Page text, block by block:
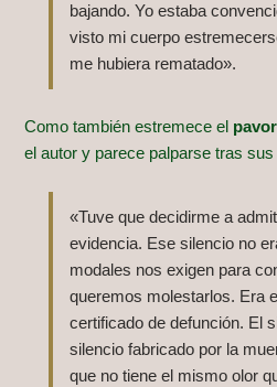
bajando. Yo estaba
visto mi cuerpo
me hubiera rematado».
Como también estremece el
el autor y parece palparse tras
«Tuve que decidirme a
evidencia. Ese silencio no
modales nos exigen para
queremos molestarlos. Era
certificado de defunción. El
silencio fabricado por la
que no tiene el mismo olor